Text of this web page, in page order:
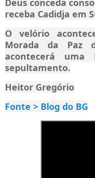
Deus conceda
receba Cadidja em
O velório
Morada da Paz
acontecerá
sepultamento.
Heitor Gregório
Fonte > Blog do BG